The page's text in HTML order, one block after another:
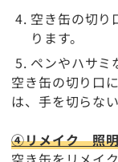
空き缶の切り
ります。
ペンやハサミ
空き缶の切り口
は、手を切らな
④リメイク 照